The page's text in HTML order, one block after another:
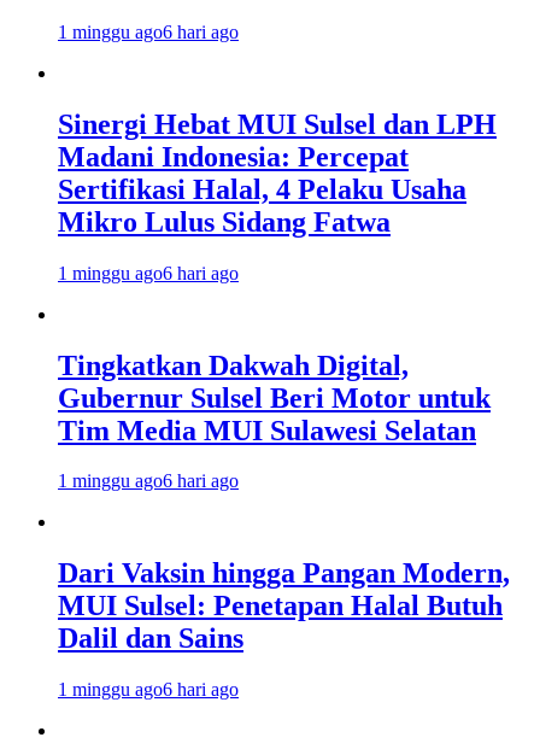
1 minggu ago6 hari ago
Sinergi Hebat MUI Sulsel dan LPH
Madani Indonesia: Percepat
Sertifikasi Halal, 4 Pelaku Usaha
Mikro Lulus Sidang Fatwa
1 minggu ago6 hari ago
Tingkatkan Dakwah Digital,
Gubernur Sulsel Beri Motor untuk
Tim Media MUI Sulawesi Selatan
1 minggu ago6 hari ago
Dari Vaksin hingga Pangan Modern,
MUI Sulsel: Penetapan Halal Butuh
Dalil dan Sains
1 minggu ago6 hari ago